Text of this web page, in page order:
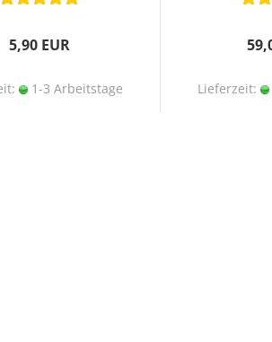
5,90 EUR
1-3 Arbeitstage Lieferzeit: